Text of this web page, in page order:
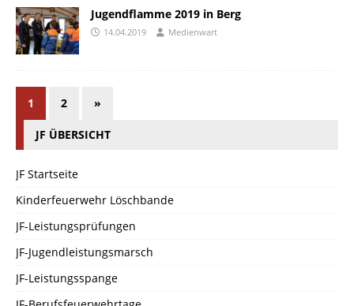
Jugendflamme 2019 in Berg
14.04.2019 Medienwart
1 2 »
JF ÜBERSICHT
JF Startseite
Kinderfeuerwehr Löschbande
JF-Leistungsprüfungen
JF-Jugendleistungsmarsch
JF-Leistungsspange